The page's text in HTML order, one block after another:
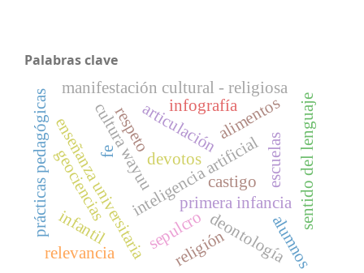
Palabras clave
inteligencia artificial
enseñanza universitaria primera infancia
articulación sentido del lenguaje
prácticas pedagógicas cultura wayuu
fe devotos
manifestación cultural - religiosa
sepulcro
geociencias
respeto
deontología
castigo
religión
infantil
alimentos
infografía
alumnos
escuelas
relevancia